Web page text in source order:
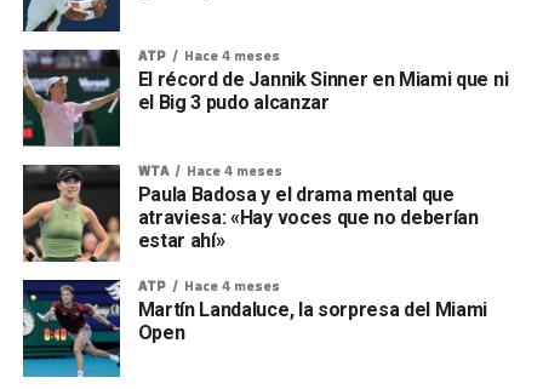
ATP Hace 4 meses
El récord de Jannik Sinner en Miami que ni
el Big 3 pudo alcanzar
WTA Hace 4 meses
Paula Badosa y el drama mental que
atraviesa: «Hay voces que no deberían
estar ahí»
ATP Hace 4 meses
Martín Landaluce, la sorpresa del Miami
Open